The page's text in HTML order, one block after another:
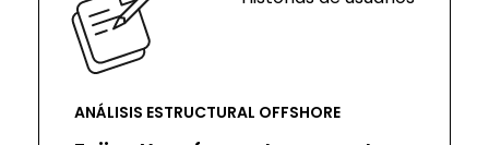
ANÁLISIS ESTRUCTURAL OFFSHORE